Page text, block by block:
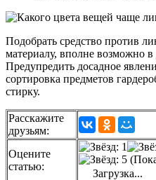
Подобрать средство против
материалу, вполне возможно
Предупредить досадное
сортировка предметов
стирку.
Расскажите
друзьям:
Оцените
статью:
Загрузка...